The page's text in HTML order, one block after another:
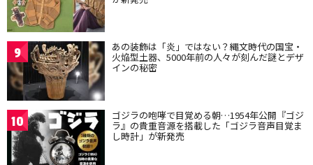
9 あの装飾は「炎」ではない？縄文時代の国宝・
火焔型土器、5000年前の人々が刻んだ謎とデザ
インの秘密
10 ゴジラの咆哮で目覚める朝…1954年公開『ゴジ
ラ』の貴重音源を搭載した「ゴジラ音声目覚ま
し時計」が新発売